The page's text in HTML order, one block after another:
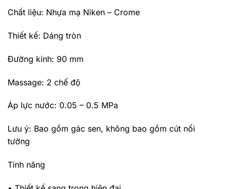
Chất liệu: Nhựa mạ Niken – Crome
Thiết kế: Dáng tròn
Đường kính: 90 mm
Massage: 2 chế độ
Áp lực nước: 0.05 – 0.5 MPa
Lưu ý: Bao gồm gác sen, không bao gồm cút nối
tường
Tính năng